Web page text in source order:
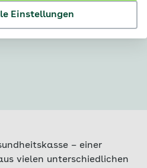
Einstellungen
– einer
vielen unterschiedlichen